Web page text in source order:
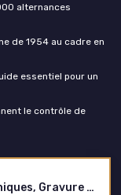
Winners Vintage Montres mécaniques, Gravure de Diamants et de Fleurs, Hommes Classique Manuel Squelette Montre Chiffres Romains, Noir/Or, Montres Multi
alternances
de 1954 au cadre en
essentiel pour un
le contrôle de